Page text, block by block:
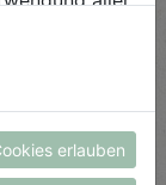
du alle
du kannst
erlauben